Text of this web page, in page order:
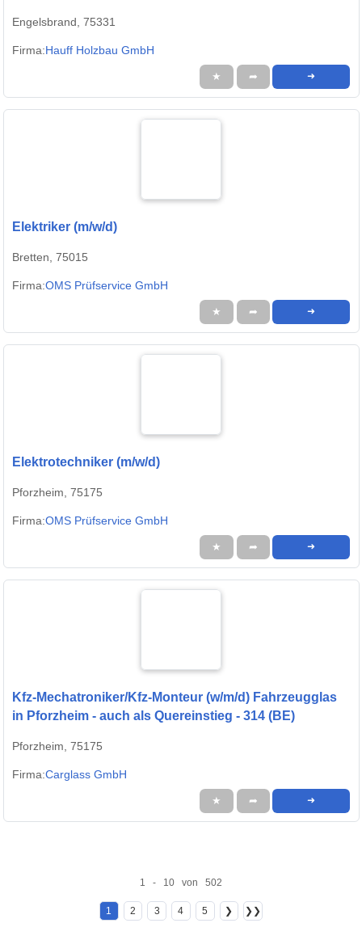
Engelsbrand, 75331
Firma:Hauff Holzbau GmbH
★ ➦ ➜
Elektriker (m/w/d)
Bretten, 75015
Firma:OMS Prüfservice GmbH
★ ➦ ➜
Elektrotechniker (m/w/d)
Pforzheim, 75175
Firma:OMS Prüfservice GmbH
★ ➦ ➜
Kfz-Mechatroniker/Kfz-Monteur (w/m/d) Fahrzeugglas
in Pforzheim - auch als Quereinstieg - 314 (BE)
Pforzheim, 75175
Firma:Carglass GmbH
★ ➦ ➜
1 - 10 von 502
1 2 3 4 5 ❯ ❯❯